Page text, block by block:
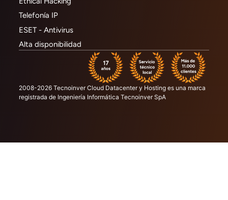
Telefonía IP
ESET - Antivirus
Alta disponibilidad
2008-2026 Tecnoinver Cloud Datacenter y Hosting es una marca
registrada de Ingeniería Informática Tecnoinver SpA